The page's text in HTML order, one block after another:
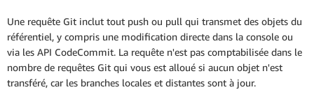
Une requête Git inclut tout push ou pull qui transmet des objets du
référentiel, y compris une modification directe dans la console ou
via les API CodeCommit. La requête n'est pas comptabilisée dans le
nombre de requêtes Git qui vous est alloué si aucun objet n'est
transféré, car les branches locales et distantes sont à jour.